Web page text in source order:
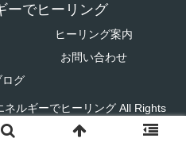
ーでヒーリング
ヒーリング案内
お問い合わせ
ログ
ルギーでヒーリング All Rights